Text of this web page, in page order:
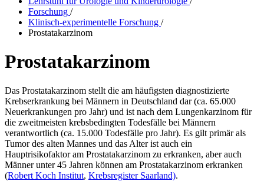
Forschung /
Klinisch-experimentelle Forschung /
Prostatakarzinom
Prostatakarzinom
Das Prostatakarzinom stellt die am häufigsten diagnostizierte
Krebserkrankung bei Männern in Deutschland dar (ca. 65.000
Neuerkrankungen pro Jahr) und ist nach dem Lungenkarzinom für
die zweitmeisten krebsbedingten Todesfälle bei Männern
verantwortlich (ca. 15.000 Todesfälle pro Jahr). Es gilt primär als
Tumor des alten Mannes und das Alter ist auch ein
Hauptrisikofaktor am Prostatakarzinom zu erkranken, aber auch
Männer unter 45 Jahren können am Prostatakarzinom erkranken
(Robert Koch Institut, Krebsregister Saarland).